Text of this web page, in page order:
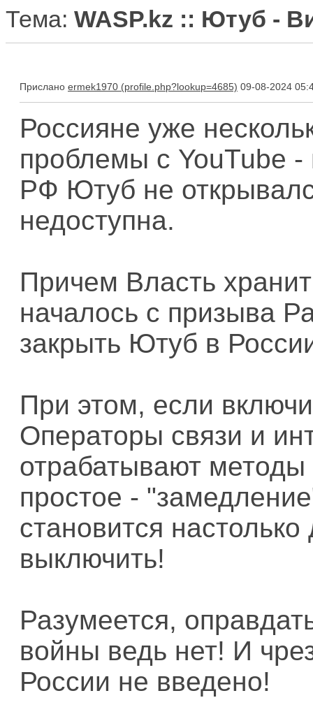
Тема: WASP.kz :: Ютуб -
Прислано ermek1970 09-08-2024
Россияне уже
проблемы с YouTube -
РФ Ютуб не
недоступна.
Причем Власть
началось с призыва
закрыть Ютуб в
При этом, если
Операторы связи и
отрабатывают
простое -
становится
выключить!
Разумеется,
войны ведь нет! И
России не введено!